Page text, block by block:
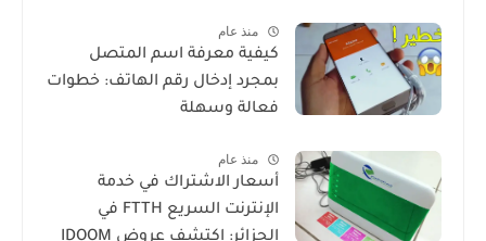
منذ عام
كيفية معرفة اسم المتصل
بمجرد إدخال رقم الهاتف: خطوات
فعالة وسهلة
منذ عام
أسعار الاشتراك في خدمة
الإنترنت السريع FTTH في